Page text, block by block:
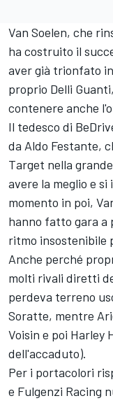
Van Soelen, che
ha costruito il
aver già trionfato
proprio Delli
contenere anche
Il tedesco di
da Aldo Festante,
Target nella
avere la meglio e
momento in poi,
hanno fatto gara a
ritmo insostenibile
Anche perché
molti rivali diretti
perdeva terreno
Soratte, mentre
Voisin e poi Harley
dell'accaduto).
Per i portacolori
e Fulgenzi Racing